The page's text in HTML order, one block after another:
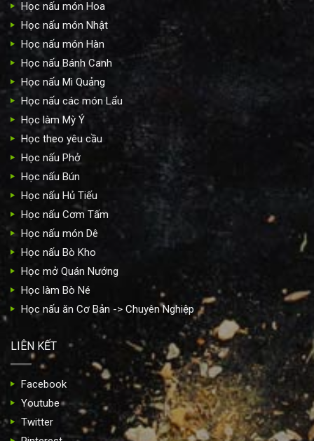
Học nấu món Hoa
Học nấu món Nhật
Học nấu món Hàn
Học nấu Bánh Canh
Học nấu Mì Quảng
Học nấu các món Lẩu
Học làm Mỳ Ý
Học theo yêu cầu
Học nấu Phở
Học nấu Bún
Học nấu Hủ Tiếu
Học nấu Cơm Tấm
Học nấu món Dê
Học nấu Bò Kho
Học mở Quán Nướng
Học làm Bò Né
Học nấu ăn Cơ Bản -> Chuyên Nghiệp
LIÊN KẾT
Facebook
Youtube
Twitter